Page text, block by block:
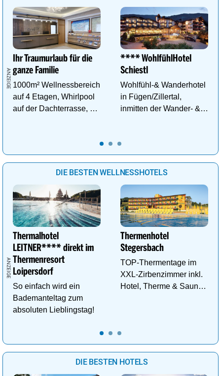
Ihr Traumurlaub für die
ganze Familie
1000m² Wellnessbereich
auf 4 Etagen, Whirlpool
auf der Dachterrasse, 4
**** WohlfühlHotel
Schiestl
Wohlfühl-& Wanderhotel
in Fügen/Zillertal,
inmitten der Wander- &
DIE BESTEN WELLNESSHOTELS
Thermalhotel
LEITNER**** direkt im
Thermenresort
Loipersdorf
So einfach wird ein
Bademanteltag zum
absoluten Lieblingstag!
Thermenhotel
Stegersbach
TOP-Thermentage im
XXL-Zirbenzimmer inkl.
Hotel, Therme & Sauna
DIE BESTEN HOTELS